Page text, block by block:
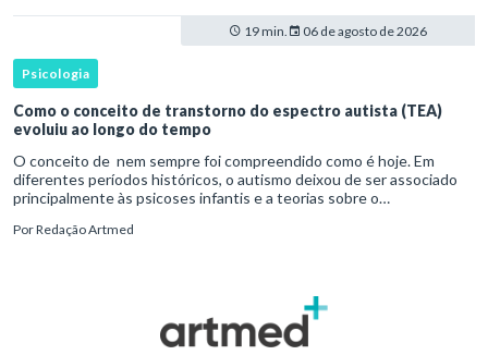
19 min. 06 de agosto de 2026
Psicologia
Como o conceito de transtorno do espectro autista (TEA)
evoluiu ao longo do tempo
O conceito de nem sempre foi compreendido como é hoje. Em
diferentes períodos históricos, o autismo deixou de ser associado
principalmente às psicoses infantis e a teorias sobre o
transtorno do des
PorRedação Artmed